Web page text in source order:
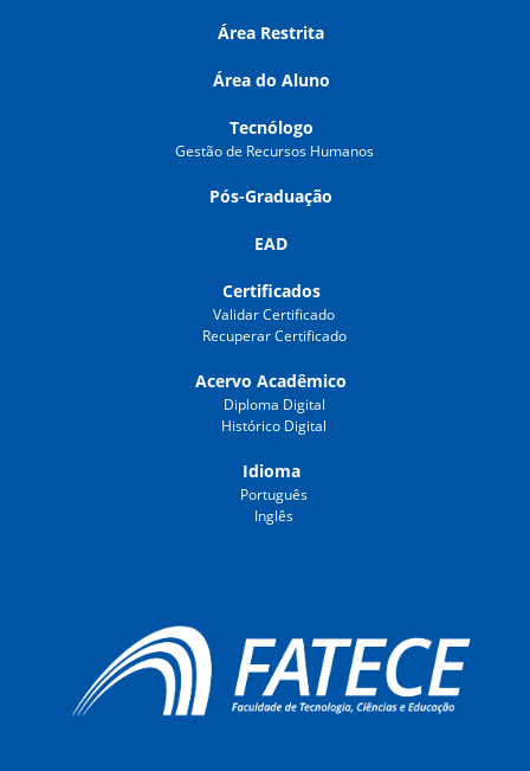
Área Restrita
Área do Aluno
Tecnólogo
Gestão de Recursos Humanos
Pós-Graduação
EAD
Certificados
Validar Certificado
Recuperar Certificado
Acervo Acadêmico
Diploma Digital
Histórico Digital
Idioma
Português
Inglês